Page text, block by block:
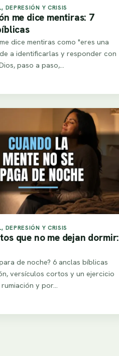
DEPRESIÓN Y CRISIS
me dice mentiras: 7
dice mentiras como "eres una
a identificarlas y responder con
paso a paso,…
DEPRESIÓN Y CRISIS
que no me dejan dormir:
de noche? 6 anclas bíblicas
versículos cortos y un ejercicio
y por…